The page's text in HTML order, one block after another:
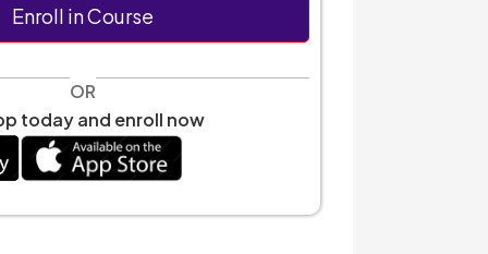
Enroll in Course
OR
today and enroll now